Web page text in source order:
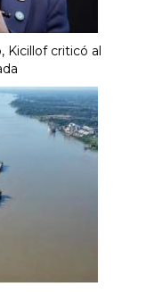
Kicillof criticó al